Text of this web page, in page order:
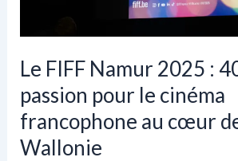
Namur,
la
tombée
du
jour
Le FIFF Namur 2025 :
passion pour le cinéma
francophone au cœur
Wallonie